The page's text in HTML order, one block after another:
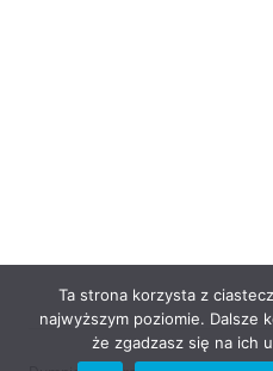
Ta strona korzysta z
najwyższym poziomie. Dalsze
że zgadzasz się na ich